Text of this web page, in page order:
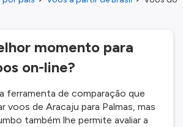
momento para
on-line?
ferramenta de comparação que
voos de Aracaju para Palmas, mas
também lhe permite avaliar a